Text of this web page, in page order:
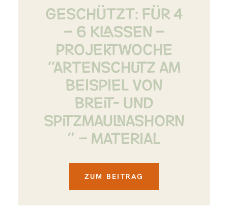
Geschützt: FÜR 4
– 6 KLASSEN –
PROJEKTWOCHE
“ARTENSCHUTZ AM
BEISPIEL VON
BREIT- UND
SPITZMAULNASHORN
” – MATERIAL
ZUM BEITRAG